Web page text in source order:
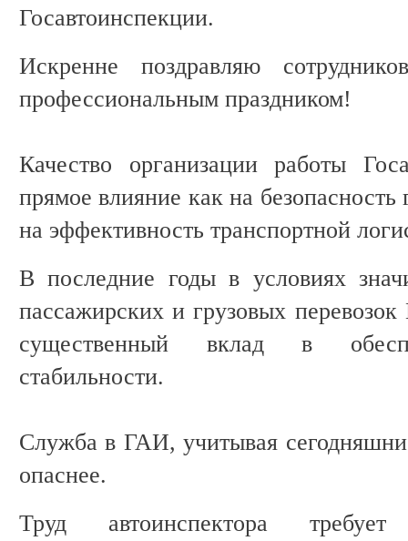
Госавтоинспекции.
Искренне поздравляю
профессиональным праздником!
Качество организации работы
прямое влияние как на
на эффективность транспортной
В последние годы в условиях
пассажирских и грузовых перевозок
существенный вклад в
стабильности.
Служба в ГАИ, учитывая
опаснее.
Труд автоинспектора